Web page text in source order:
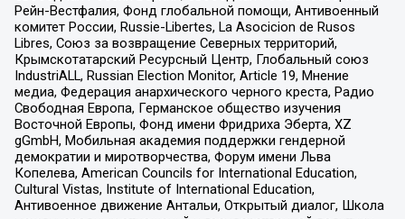
Рейн-Вестфалия, Фонд глобальной помощи, Антивоенный
комитет России, Russie-Libertes, La Asocicion de Rusos
Libres, Союз за возвращение Северных территорий,
Крымскотатарский Ресурсный Центр, Глобальный союз
IndustriALL, Russian Election Monitor, Article 19, Мнение
медиа, Федерация анархического черного креста, Радио
Свободная Европа, Германское общество изучения
Восточной Европы, Фонд имени Фридриха Эберта, XZ
gGmbH, Мобильная академия поддержки гендерной
демократии и миротворчества, Форум имени Льва
Копелева, American Councils for International Education,
Cultural Vistas, Institute of International Education,
Антивоенное движение Антальи, Открытый диалог, Школа